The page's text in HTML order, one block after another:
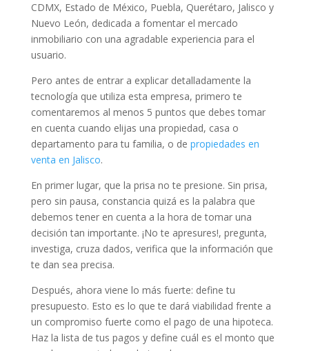
CDMX, Estado de México, Puebla, Querétaro, Jalisco y
Nuevo León, dedicada a fomentar el mercado
inmobiliario con una agradable experiencia para el
usuario.
Pero antes de entrar a explicar detalladamente la
tecnología que utiliza esta empresa, primero te
comentaremos al menos 5 puntos que debes tomar
en cuenta cuando elijas una propiedad, casa o
departamento para tu familia, o de propiedades en
venta en Jalisco.
En primer lugar, que la prisa no te presione. Sin prisa,
pero sin pausa, constancia quizá es la palabra que
debemos tener en cuenta a la hora de tomar una
decisión tan importante. ¡No te apresures!, pregunta,
investiga, cruza dados, verifica que la información que
te dan sea precisa.
Después, ahora viene lo más fuerte: define tu
presupuesto. Esto es lo que te dará viabilidad frente a
un compromiso fuerte como el pago de una hipoteca.
Haz la lista de tus pagos y define cuál es el monto que